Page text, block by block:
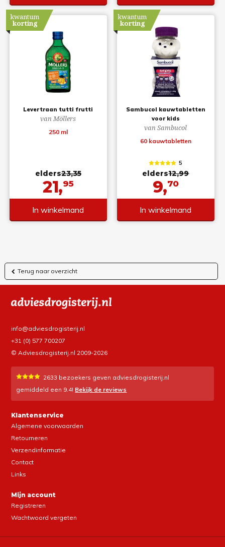
Levertraan tutti frutti
van Möllers
250 ml
kwantum
korting
elders23,35
21,95
In winkelmand
Sambucol kauwtabletten
voor kids
van Sambucol
60 kauwtabletten
kwantum
korting
5
elders12,99
9,70
In winkelmand
Terug naar overzicht
info@adviesdrogisterij.nl
+31 (0) 577 700207
© Adviesdrogisterij.nl 2009-2026
2633 bezoekers geven adviesdrogisterij.nl
gemiddeld een 9.4! Bekijk de reviews
Klantenservice
Algemene voorwaarden
Retourneren
Verzendinformatie
Contact
Links
Mijn account
Registreren
Wachtwoord vergeten